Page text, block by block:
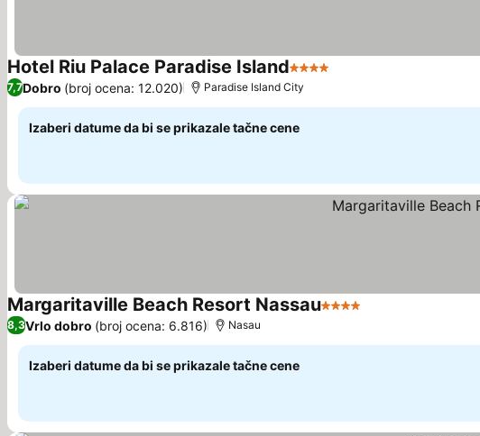
Hotel Riu Palace Paradise Island4 Zvezdice
7,7Dobro (broj ocena: 12.020) Paradise Island City
Izaberi datume da bi se prikazale tačne cene
Margaritaville Beach Resort Nassau4 Zvezdice
8,3Vrlo dobro (broj ocena: 6.816) Nasau
Izaberi datume da bi se prikazale tačne cene